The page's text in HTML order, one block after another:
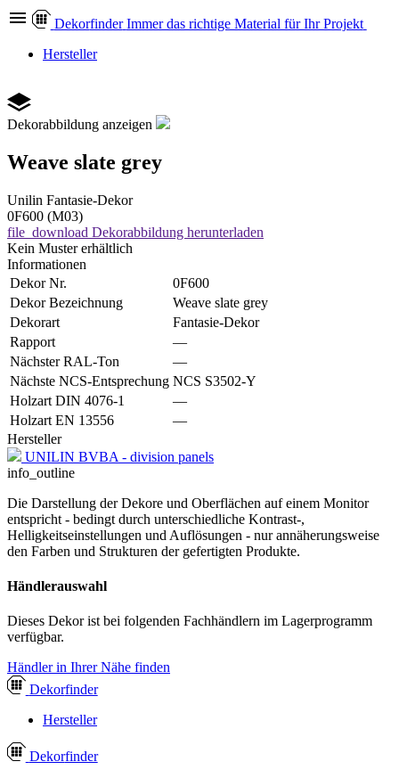
Dekorfinder Immer das richtige Material für Ihr Projekt
Hersteller
Dekorabbildung anzeigen
Weave slate grey
Unilin Fantasie-Dekor
0F600 (M03)
file_download Dekorabbildung herunterladen
Kein Muster erhältlich
Informationen
Dekor Nr.
0F600
Dekor Bezeichnung
Weave slate grey
Dekorart
Fantasie-Dekor
Rapport
—
Nächster RAL-Ton
—
Nächste NCS-Entsprechung NCS S3502-Y
Holzart DIN 4076-1
—
Holzart EN 13556
—
Hersteller
UNILIN BVBA - division panels
info_outline
Die Darstellung der Dekore und Oberflächen auf einem Monitor
entspricht - bedingt durch unterschiedliche Kontrast-,
Helligkeitseinstellungen und Auflösungen - nur annäherungsweise
den Farben und Strukturen der gefertigten Produkte.
Händlerauswahl
Dieses Dekor ist bei folgenden Fachhändlern im Lagerprogramm
verfügbar.
Händler in Ihrer Nähe finden
Dekorfinder
Hersteller
Dekorfinder